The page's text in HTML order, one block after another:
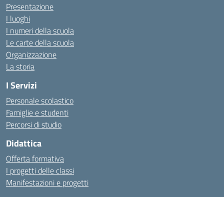
Presentazione
I luoghi
I numeri della scuola
Le carte della scuola
Organizzazione
La storia
I Servizi
Personale scolastico
Famiglie e studenti
Percorsi di studio
Didattica
Offerta formativa
I progetti delle classi
Manifestazioni e progetti